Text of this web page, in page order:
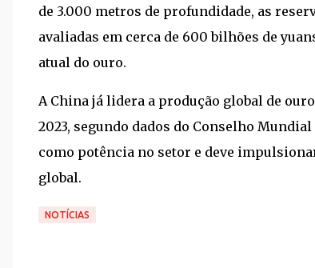
de 3.000 metros de profundidade, as
avaliadas em cerca de 600 bilhões de
atual do ouro.
A China já lidera a produção global de
2023, segundo dados do Conselho
como potência no setor e deve
global.
NOTÍCIAS